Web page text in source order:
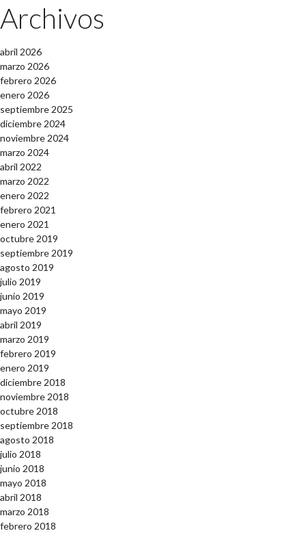
Archivos
abril 2026
marzo 2026
febrero 2026
enero 2026
septiembre 2025
diciembre 2024
noviembre 2024
marzo 2024
abril 2022
marzo 2022
enero 2022
febrero 2021
enero 2021
octubre 2019
septiembre 2019
agosto 2019
julio 2019
junio 2019
mayo 2019
abril 2019
marzo 2019
febrero 2019
enero 2019
diciembre 2018
noviembre 2018
octubre 2018
septiembre 2018
agosto 2018
julio 2018
junio 2018
mayo 2018
abril 2018
marzo 2018
febrero 2018